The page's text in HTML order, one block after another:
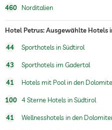
Massageangebot
Wellnessbereich
Schönheitsberatung
Treatments
460 Norditalien
Hotel Petrus: Ausgewählte Hotels
44 Sporthotels in Südtirol
43 Sporthotels im Gadertal
41 Hotels mit Pool in den
100 4 Sterne Hotels in Südtirol
41 Wellnesshotels in den